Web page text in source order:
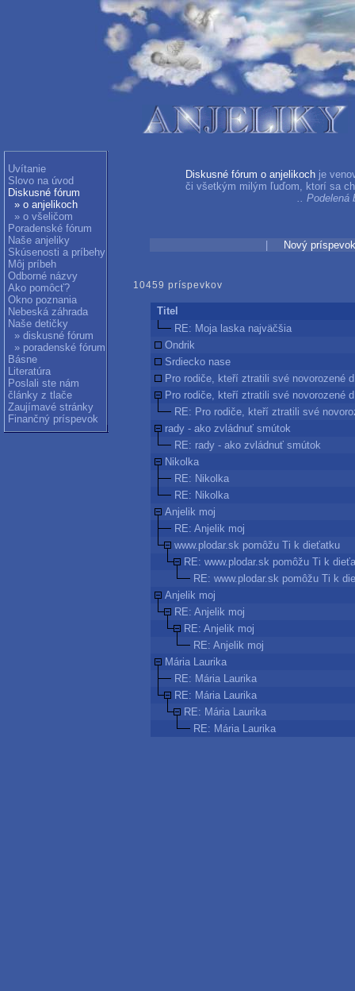
Uvítanie
Slovo na úvod
Diskusné fórum
» o anjelikoch
» o všeličom
Poradenské fórum
Naše anjeliky
Skúsenosti a príbehy
Môj príbeh
Odborné názvy
Ako pomôcť?
Okno poznania
Nebeská záhrada
Naše detičky
» diskusné fórum
» poradenské fórum
Básne
Literatúra
Poslali ste nám
články z tlače
Zaujímavé stránky
Finančný príspevok
Diskusné fórum o anjelikoch je
či všetkým milým ľuďom, ktorí sa
..
Nový príspevok
10459 príspevkov
Titel
RE: Moja laska najväčšia
Ondrik
Srdiecko nase
Pro rodiče, kteří ztratili své novorozené
Pro rodiče, kteří ztratili své novorozené
RE: Pro rodiče, kteří ztratili své
rady - ako zvládnuť smútok
RE: rady - ako zvládnuť smútok
Nikolka
RE: Nikolka
RE: Nikolka
Anjelik moj
RE: Anjelik moj
www.plodar.sk pomôžu Ti k dieťatku
RE: www.plodar.sk pomôžu Ti k
RE: www.plodar.sk pomôžu Ti k
Anjelik moj
RE: Anjelik moj
RE: Anjelik moj
RE: Anjelik moj
Mária Laurika
RE: Mária Laurika
RE: Mária Laurika
RE: Mária Laurika
RE: Mária Laurika